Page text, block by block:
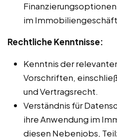
im
Rechtliche Kenntnisse:
Kenntnis der
Vorschriften,
und Vertragsrecht.
Verständnis für
ihre Anwendung im
diesen Nebenjobs,